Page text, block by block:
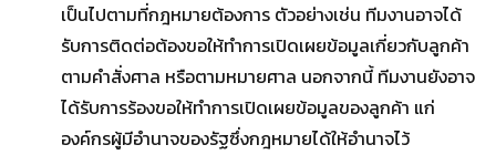
เป็นไปตามที่กฎหมายต้องการ ตัวอย่างเช่น ทีมงานอาจได้
รับการติดต่อต้องขอให้ทำการเปิดเผยข้อมูลเกี่ยวกับลูกค้า
ตามคำสั่งศาล หรือตามหมายศาล นอกจากนี้ ทีมงานยังอาจ
ได้รับการร้องขอให้ทำการเปิดเผยข้อมูลของลูกค้า แก่
องค์กรผู้มีอำนาจของรัฐซึ่งกฎหมายได้ให้อำนาจไว้